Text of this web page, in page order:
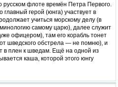
русском флоте времён Петра Первого.
главный герой (юнга) участвует в
учиться морскому делу (в
самому царю), далее служит
офицером), там его корабль тонет
шведского обстрела — не помню), и
в плен к шведам. Ещё на одной из
каша, которой этого юнгу